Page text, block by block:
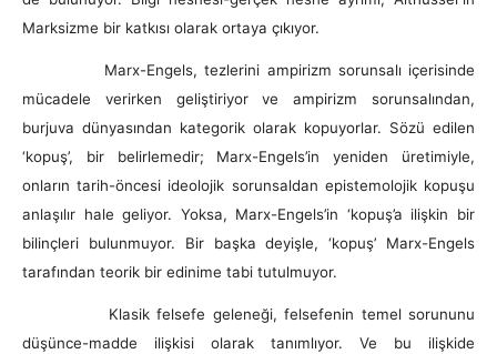
Marksizme bir katkısı olarak ortaya çıkıyor.
Marx-Engels, tezlerini ampirizm sorunsalı içerisinde
mücadele verirken geliştiriyor ve ampirizm sorunsalından,
burjuva dünyasından kategorik olarak kopuyorlar. Sözü edilen
‘kopuş’, bir belirlemedir; Marx-Engels’in yeniden üretimiyle,
onların tarih-öncesi ideolojik sorunsaldan epistemolojik kopuşu
anlaşılır hale geliyor. Yoksa, Marx-Engels’in ‘kopuş’a ilişkin bir
bilinçleri bulunmuyor. Bir başka deyişle, ‘kopuş’ Marx-Engels
tarafından teorik bir edinime tabi tutulmuyor.
Klasik felsefe geleneği, felsefenin temel sorununu
düşünce-madde ilişkisi olarak tanımlıyor. Ve bu ilişkide